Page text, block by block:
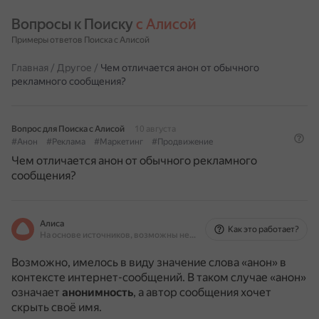
Вопросы к Поиску с Алисой
Примеры ответов Поиска с Алисой
Главная / Другое / Чем отличается анон от обычного
рекламного сообщения?
Вопрос для Поиска с Алисой
10 августа
#Анон
#Реклама #Маркетинг #Продвижение
Чем отличается анон от обычного рекламного
сообщения?
Алиса
На основе источников, возможны неточности
Как это работает?
Возможно, имелось в виду значение слова «анон» в
контексте интернет-сообщений. В таком случае «анон»
означает анонимность, а автор сообщения хочет
скрыть своё имя.